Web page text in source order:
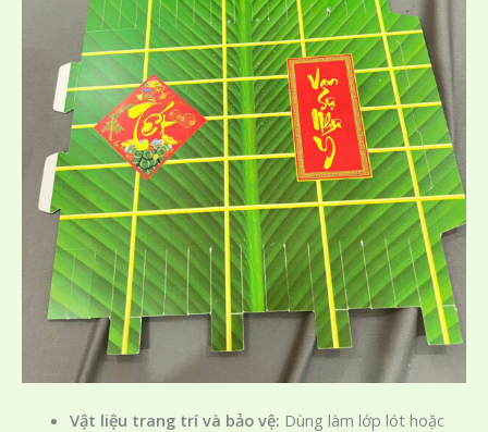
Vật liệu trang trí và bảo vệ: Dùng làm lớp lót hoặc